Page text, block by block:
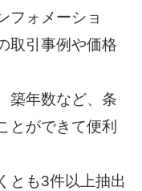
フォメーショ
取引事例や価格
築年数など、条
とができて便利
とも3件以上抽出